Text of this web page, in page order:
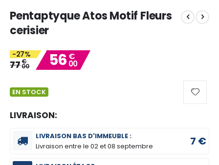
to
beginning
the
images
Pentaptyque Atos Motif Fleurs
cerisier
-27%
77€
00 56 €
00
EN STOCK
LIVRAISON:
LIVRAISON BAS D'IMMEUBLE :
Livraison entre le02 et 08 septembre 7 €